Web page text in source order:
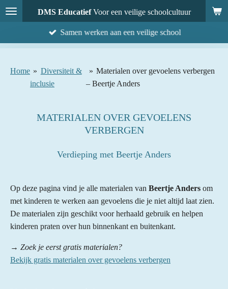
Ga
direct
DMS EducatiefVoor een veilige schoolcultuur
Samen werken aan een veilige school
Home » Diversiteit &
inclusie
» Materialen over gevoelens verbergen
– Beertje Anders
MATERIALEN OVER GEVOELENS
VERBERGEN
Verdieping met Beertje Anders
Op deze pagina vind je alle materialen van Beertje Anders om
met kinderen te werken aan gevoelens die je niet altijd laat zien.
De materialen zijn geschikt voor herhaald gebruik en helpen
kinderen praten over hun binnenkant en buitenkant.
→ Zoek je eerst gratis materialen?
Bekijk gratis materialen over gevoelens verbergen